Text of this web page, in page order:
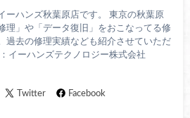
ーハンズ秋葉原店です。 東京の秋葉原
理」や「データ復旧」をおこなってる修
過去の修理実績なども紹介させていただ
イーハンズテクノロジー株式会社
Twitter Facebook